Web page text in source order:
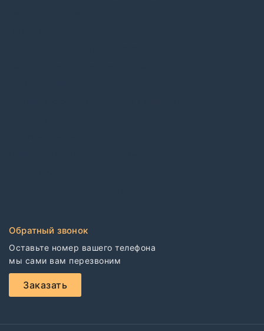
Обратный звонок
Оставьте номер вашего телефона
мы сами вам перезвоним
Заказать